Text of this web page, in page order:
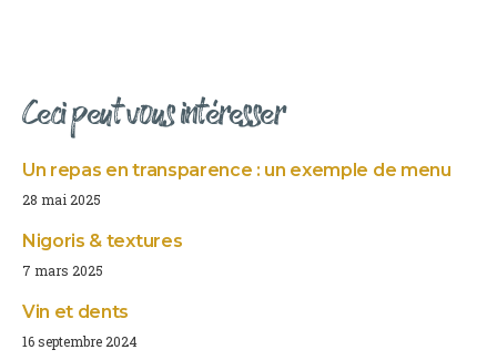
Ceci peut vous intéresser
Un repas en transparence : un exemple de menu
28 mai 2025
Nigoris & textures
7 mars 2025
Vin et dents
16 septembre 2024